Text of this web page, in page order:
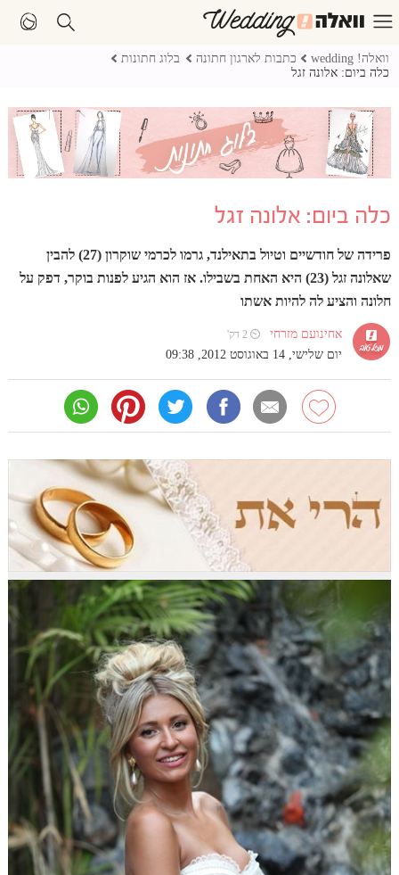
וואלה! wedding כתבות לארגון חתונה
בלוג חתונות
כלה ביום: אלונה זגל
כלה ביום: אלונה זגל
פרידה של חודשיים וטיול בתאילנד, גרמו לכרמי שוקרון (27) להבין
שאלונה זגל (23) היא האחת בשבילו. אז הוא הגיע לפנות בוקר, דפק על
חלונה והציע לה להיות אשתו
אחינועם מזרחי ⏲ 2 דק'
יום שלישי, 14 באוגוסט 2012, 09:38